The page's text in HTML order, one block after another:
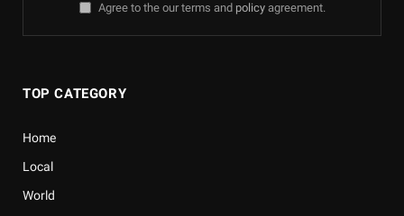
Agree to the our terms and policyagreement.
TOP CATEGORY
Home
Local
World